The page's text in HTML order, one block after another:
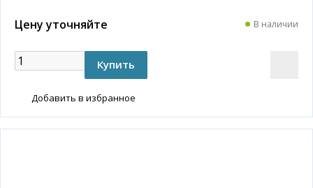
Цену уточняйте В наличии
Добавить в избранное